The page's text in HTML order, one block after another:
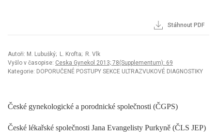
Stáhnout PDF
Autoři: M. Lubušký; L. Krofta; R. Vlk
Vyšlo v časopise: Ceska Gynekol 2013; 78(Supplementum): 69
Kategorie: DOPORUČENÉ POSTUPY SEKCE ULTRAZVUKOVÉ DIAGNOSTIKY
České gynekologické a porodnické společnosti (ČGPS)
České lékařské společnosti Jana Evangelisty Purkyně (ČLS JEP)